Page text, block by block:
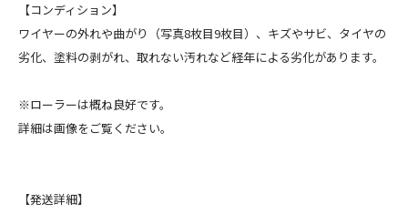
【コンディション】
ワイヤーの外れや曲がり（写真8枚目9枚目）、キズやサビ、タイヤの
劣化、塗料の剥がれ、取れない汚れなど経年による劣化があります。
※ローラーは概ね良好です。
詳細は画像をご覧ください。
【発送詳細】